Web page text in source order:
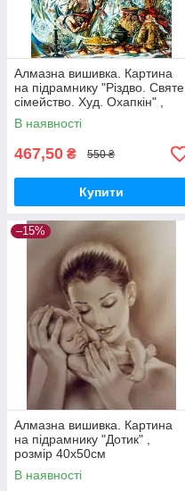
Алмазна вишивка. Картина
на підрамнику "Різдво. Святе
сімейство. Худ. Охапкін" ,
розмір 40х50см
В наявності
467,50 ₴ 550 ₴
Купити
–15%
Алмазна вишивка. Картина
на підрамнику "Дотик" ,
розмір 40х50см
В наявності